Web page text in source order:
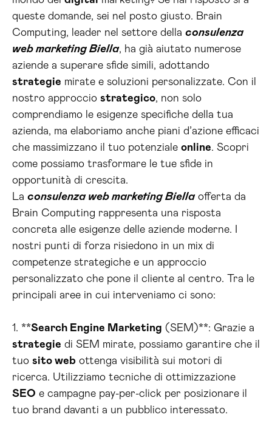
queste domande, sei nel posto giusto. Brain
Computing, leader nel settore della consulenza
web marketing Biella, ha già aiutato numerose
aziende a superare sfide simili, adottando
strategie mirate e soluzioni personalizzate. Con il
nostro approccio strategico, non solo
comprendiamo le esigenze specifiche della tua
azienda, ma elaboriamo anche piani d’azione efficaci
che massimizzano il tuo potenziale online. Scopri
come possiamo trasformare le tue sfide in
opportunità di crescita.
La consulenza web marketing Biellaofferta da
Brain Computing rappresenta una risposta
concreta alle esigenze delle aziende moderne. I
nostri punti di forza risiedono in un mix di
competenze strategiche e un approccio
personalizzato che pone il cliente al centro. Tra le
principali aree in cui interveniamo ci sono:
1. **Search Engine Marketing (SEM)**: Grazie a
strategie di SEM mirate, possiamo garantire che il
tuo sito web ottenga visibilità sui motori di
ricerca. Utilizziamo tecniche di ottimizzazione
SEO e campagne pay-per-click per posizionare il
tuo brand davanti a un pubblico interessato.